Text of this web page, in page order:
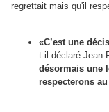
regrettait mais qu'il
«C’est une
t-il déclaré Jean-
désormais une
respecterons